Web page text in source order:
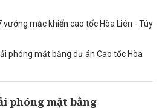
mắc khiến cao tốc Hòa Liên - Túy
phóng mặt bằng dự án Cao tốc Hòa
phóng mặt bằng